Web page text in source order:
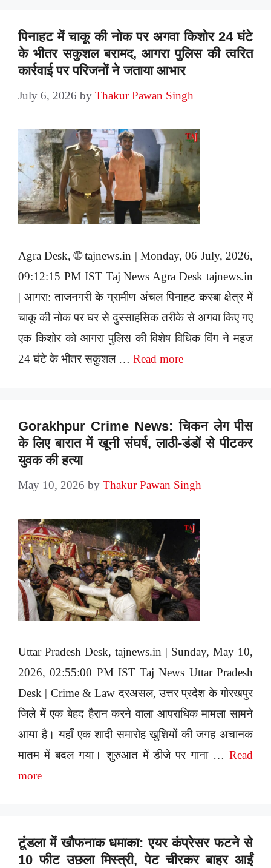
पिनाहट में चाकू की नोक पर अगवा किशोर 24 घंटे
के भीतर सकुशल बरामद, आगरा पुलिस की त्वरित
कार्रवाई पर परिजनों ने जताया आभार
July 6, 2026 by Thakur Pawan Singh
Agra Desk, 🌐 tajnews.in | Monday, 06 July, 2026,
09:12:15 PM IST Taj News Agra Desk tajnews.in
| आगरा: ताजनगरी के ग्रामीण अंचल पिनाहट कस्बा क्षेत्र में
चाकू की नोक पर घर से दुस्साहसिक तरीके से अगवा किए गए
एक किशोर को आगरा पुलिस की विशेष विधिक विंग ने महज
24 घंटे के भीतर सकुशल … Read more
Gorakhpur Crime News: चिकन लेग पीस
के लिए बारात में खूनी संघर्ष, लाठी-डंडों से पीटकर
युवक की हत्या
May 10, 2026 by Thakur Pawan Singh
Uttar Pradesh Desk, tajnews.in | Sunday, May 10,
2026, 02:55:00 PM IST Taj News Uttar Pradesh
Desk | Crime & Law दरअसल, उत्तर प्रदेश के गोरखपुर
जिले में एक बेहद हैरान करने वाला आपराधिक मामला सामने
आया है। यहाँ एक शादी समारोह खुशियों की जगह अचानक
मातम में बदल गया। शुरुआत में डीजे पर गाना … Read
more
टूंडला में खौफनाक धमाका: एयर कंप्रेसर फटने से
10 फीट उछला मिस्त्री, पेट चीरकर बाहर आईं